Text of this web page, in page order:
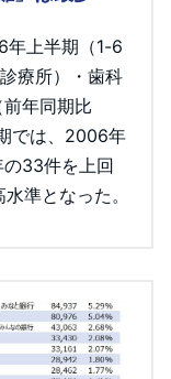
年上半期（1-6
療所）・歯科
年同期比
では、2006年
33件を上回
準となった。